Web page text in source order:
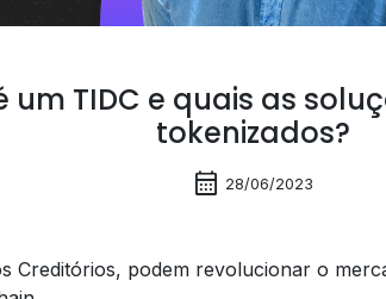
um TIDC e quais as
tokenizados?
calendar_month 28/06/2023
Creditórios, podem revolucionar o